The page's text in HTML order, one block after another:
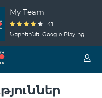
My Team
4.1
Ներբեռնել Google Play-ից